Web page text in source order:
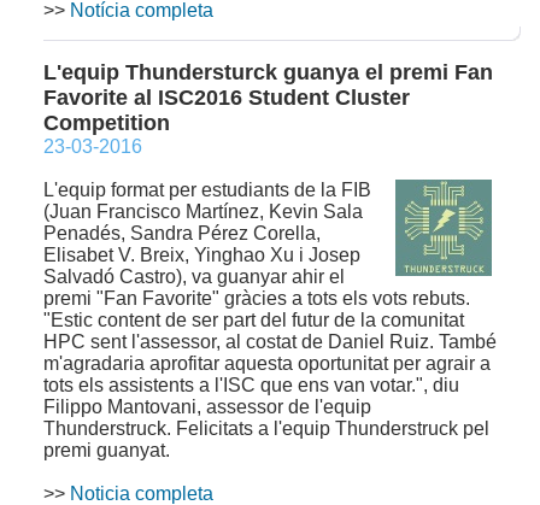
>> Notícia completa
L'equip Thundersturck guanya el premi Fan
Favorite al ISC2016 Student Cluster
Competition
23-03-2016
L'equip format per estudiants de la FIB
(Juan Francisco Martínez, Kevin Sala
Penadés, Sandra Pérez Corella,
Elisabet V. Breix, Yinghao Xu i Josep
Salvadó Castro), va guanyar ahir el
premi "Fan Favorite" gràcies a tots els vots rebuts.
"Estic content de ser part del futur de la comunitat
HPC sent l'assessor, al costat de Daniel Ruiz. També
m'agradaria aprofitar aquesta oportunitat per agrair a
tots els assistents a l'ISC que ens van votar.", diu
Filippo Mantovani, assessor de l'equip
Thunderstruck. Felicitats a l'equip Thunderstruck pel
premi guanyat.
>> Noticia completa